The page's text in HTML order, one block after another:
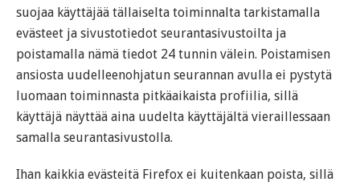
suojaa käyttäjää tällaiselta toiminnalta tarkistamalla
evästeet ja sivustotiedot seurantasivustoilta ja
poistamalla nämä tiedot 24 tunnin välein. Poistamisen
ansiosta uudelleenohjatun seurannan avulla ei pystytä
luomaan toiminnasta pitkäaikaista profiilia, sillä
käyttäjä näyttää aina uudelta käyttäjältä vieraillessaan
samalla seurantasivustolla.
Ihan kaikkia evästeitä Firefox ei kuitenkaan poista, sillä